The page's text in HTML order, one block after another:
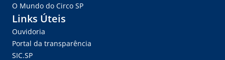
O Mundo do Circo SP
Links Úteis
Ouvidoria
Portal da transparência
SIC.SP